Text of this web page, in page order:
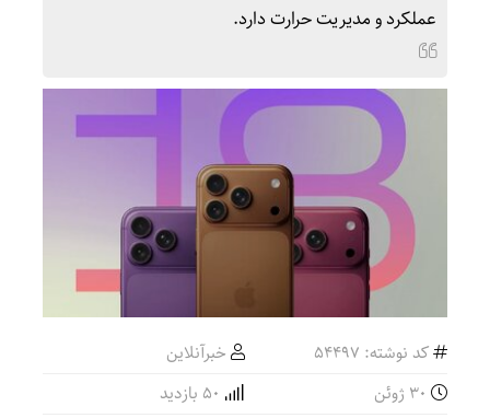
عملکرد و مدیریت حرارت دارد.
کد نوشته: 54497
خبرآنلاین